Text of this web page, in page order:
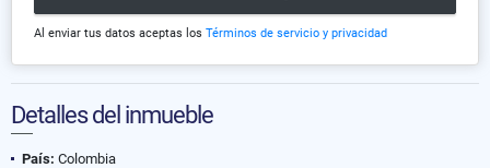
Al enviar tus datos aceptas los Términos de servicio y privacidad
Detalles del inmueble
País: Colombia